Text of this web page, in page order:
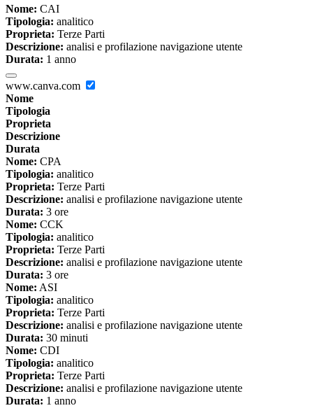
Nome: CAI
Tipologia: analitico
Proprieta: Terze Parti
Descrizione: analisi e profilazione navigazione utente
Durata: 1 anno
www.canva.com
Nome
Tipologia
Proprieta
Descrizione
Durata
Nome: CPA
Tipologia: analitico
Proprieta: Terze Parti
Descrizione: analisi e profilazione navigazione utente
Durata: 3 ore
Nome: CCK
Tipologia: analitico
Proprieta: Terze Parti
Descrizione: analisi e profilazione navigazione utente
Durata: 3 ore
Nome: ASI
Tipologia: analitico
Proprieta: Terze Parti
Descrizione: analisi e profilazione navigazione utente
Durata: 30 minuti
Nome: CDI
Tipologia: analitico
Proprieta: Terze Parti
Descrizione: analisi e profilazione navigazione utente
Durata: 1 anno